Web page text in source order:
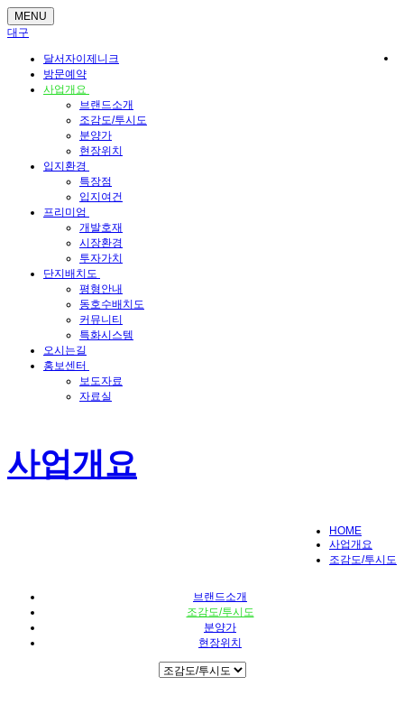
MENU
대구
달서자이제니크
방문예약
사업개요
브랜드소개
조감도/투시도
분양가
현장위치
입지환경
특장점
입지여건
프리미엄
개발호재
시장환경
투자가치
단지배치도
평형안내
동호수배치도
커뮤니티
특화시스템
오시는길
홍보센터
보도자료
자료실
사업개요
HOME
사업개요
조감도/투시도
브랜드소개
조감도/투시도
분양가
현장위치